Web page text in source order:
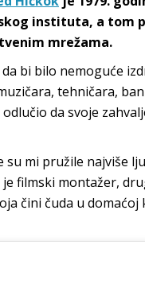
instituta, a tom
mrežama.
bi bilo nemoguće
tehničara,
da svoje
mi pružile najviše
filmski montažer,
čini čuda u